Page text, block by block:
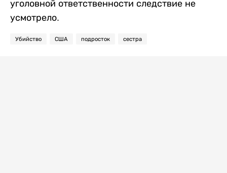
уголовной ответственности следствие не
усмотрело.
Убийство США подросток сестра